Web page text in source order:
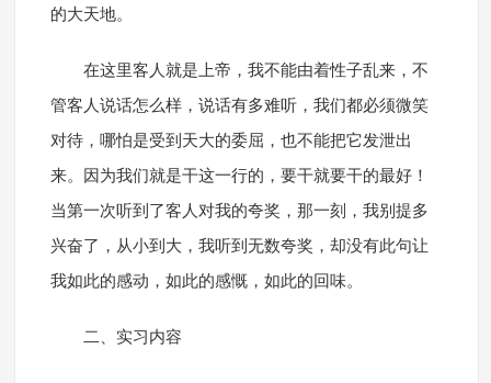
的大天地。
在这里客人就是上帝，我不能由着性子乱来，不
管客人说话怎么样，说话有多难听，我们都必须微笑
对待，哪怕是受到天大的委屈，也不能把它发泄出
来。因为我们就是干这一行的，要干就要干的最好！
当第一次听到了客人对我的夸奖，那一刻，我别提多
兴奋了，从小到大，我听到无数夸奖，却没有此句让
我如此的感动，如此的感慨，如此的回味。
二、实习内容